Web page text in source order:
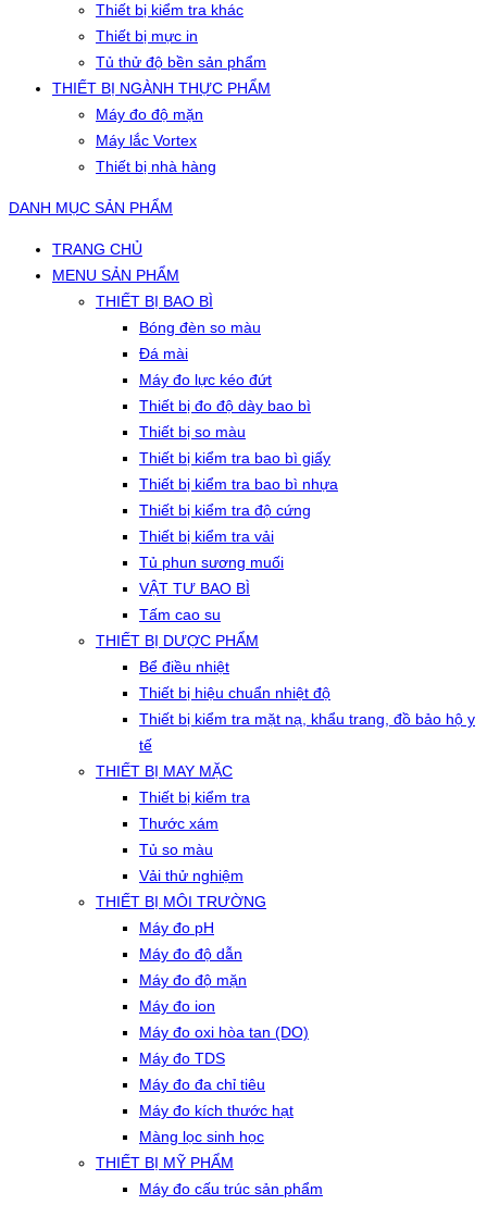
Thiết bị kiểm tra khác
Thiết bị mực in
Tủ thử độ bền sản phẩm
THIẾT BỊ NGÀNH THỰC PHẨM
Máy đo độ mặn
Máy lắc Vortex
Thiết bị nhà hàng
DANH MỤC SẢN PHẨM
TRANG CHỦ
MENU SẢN PHẨM
THIẾT BỊ BAO BÌ
Bóng đèn so màu
Đá mài
Máy đo lực kéo đứt
Thiết bị đo độ dày bao bì
Thiết bị so màu
Thiết bị kiểm tra bao bì giấy
Thiết bị kiểm tra bao bì nhựa
Thiết bị kiểm tra độ cứng
Thiết bị kiểm tra vải
Tủ phun sương muối
VẬT TƯ BAO BÌ
Tấm cao su
THIẾT BỊ DƯỢC PHẨM
Bể điều nhiệt
Thiết bị hiệu chuẩn nhiệt độ
Thiết bị kiểm tra mặt nạ, khẩu trang, đồ bảo hộ y
tế
THIẾT BỊ MAY MẶC
Thiết bị kiểm tra
Thước xám
Tủ so màu
Vải thử nghiệm
THIẾT BỊ MÔI TRƯỜNG
Máy đo pH
Máy đo độ dẫn
Máy đo độ mặn
Máy đo ion
Máy đo oxi hòa tan (DO)
Máy đo TDS
Máy đo đa chỉ tiêu
Máy đo kích thước hạt
Màng lọc sinh học
THIẾT BỊ MỸ PHẨM
Máy đo cấu trúc sản phẩm